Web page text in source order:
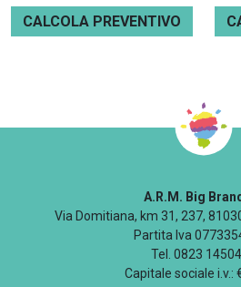
CALCOLA PREVENTIVO
A.R.M. Big
Via Domitiana, km 31, 237,
Partita Iva
Tel. 0823
Capitale sociale i.v.: